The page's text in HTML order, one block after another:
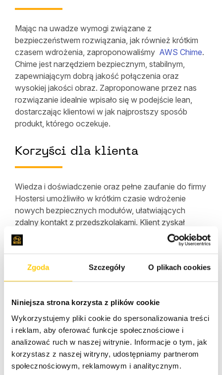
Zgoda Szczegóły O plikach cookies
Niniejsza strona korzysta z plików cookie
Wykorzystujemy pliki cookie do spersonalizowania treści
i reklam, aby oferować funkcje społecznościowe i
analizować ruch w naszej witrynie. Informacje o tym, jak
korzystasz z naszej witryny, udostępniamy partnerom
społecznościowym, reklamowym i analitycznym.
Mając na uwadze wymogi związane z
bezpieczeństwem rozwiązania, jak również krótkim
czasem wdrożenia, zaproponowaliśmy AWS Chime.
Chime jest narzędziem bezpiecznym, stabilnym,
zapewniającym dobrą jakość połączenia oraz
wysokiej jakości obraz. Zaproponowane przez nas
rozwiązanie idealnie wpisało się w podejście lean,
dostarczając klientowi w jak najprostszy sposób
produkt, którego oczekuje.
Korzyści dla klienta
Wiedza i doświadczenie oraz pełne zaufanie do firmy
Hostersi umożliwiło w krótkim czasie wdrożenie
nowych bezpiecznych modułów, ułatwiających
zdalny kontakt z przedszkolakami. Klient zyskał
narzędzie umożliwiające organizację audio i wideo
konferencji, możliwość udostępniania ekranu,
przeglądarkę. Błyskawiczne wprowadzenie tej
nowości przyczyniło się do znacznego wzrostu